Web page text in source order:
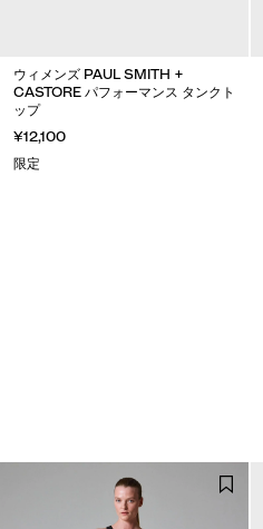
ウィメンズ PAUL SMITH +
CASTORE パフォーマンス タンクト
ップ
¥12,100
限定